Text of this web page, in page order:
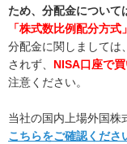
ため、分配金について
「株式数比例配分方
分配金に関しましては
されず、 NISA口座で
注意ください。
当社の国内上場外国
こちらをご確認くださ